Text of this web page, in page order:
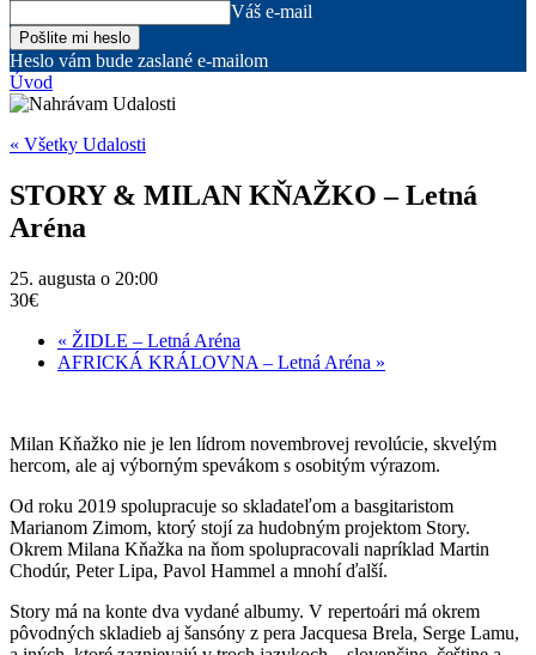
Váš e-mail
Heslo vám bude zaslané e-mailom
Úvod
« Všetky Udalosti
STORY & MILAN KŇAŽKO – Letná
Aréna
25. augusta o 20:00
30€
« ŽIDLE – Letná Aréna
AFRICKÁ KRÁLOVNA – Letná Aréna »
Milan Kňažko nie je len lídrom novembrovej revolúcie, skvelým
hercom, ale aj výborným spevákom s osobitým výrazom.
Od roku 2019 spolupracuje so skladateľom a basgitaristom
Marianom Zimom, ktorý stojí za hudobným projektom Story.
Okrem Milana Kňažka na ňom spolupracovali napríklad Martin
Chodúr, Peter Lipa, Pavol Hammel a mnohí ďalší.
Story má na konte dva vydané albumy. V repertoári má okrem
pôvodných skladieb aj šansóny z pera Jacquesa Brela, Serge Lamu,